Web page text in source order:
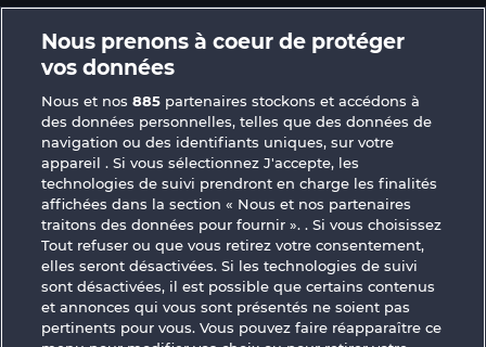
JOUEZ GRATUITEMENT
Savanna Moon Book of Romeo and Julia
Nous prenons à coeur de protéger
vos données
Nous et nos885 partenaires stockons et accédons à
des données personnelles, telles que des données de
navigation ou des identifiants uniques, sur votre
appareil . Si vous sélectionnez J'accepte, les
technologies de suivi prendront en charge les finalités
affichées dans la section « Nous et nos partenaires
traitons des données pour fournir ». . Si vous choisissez
Tout refuser ou que vous retirez votre consentement,
elles seront désactivées. Si les technologies de suivi
sont désactivées, il est possible que certains contenus
et annonces qui vous sont présentés ne soient pas
pertinents pour vous. Vous pouvez faire réapparaître ce